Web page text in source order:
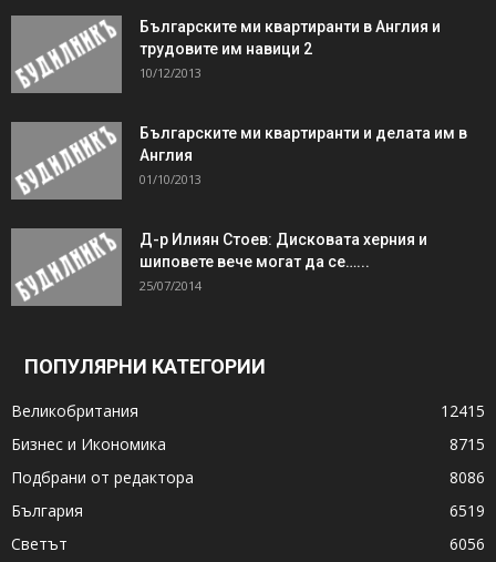
Българските ми квартиранти в Англия и
трудовите им навици 2
10/12/2013
Българските ми квартиранти и делата им в
Англия
01/10/2013
Д-р Илиян Стоев: Дисковата херния и
шиповете вече могат да се…...
25/07/2014
ПОПУЛЯРНИ КАТЕГОРИИ
Великобритания
12415
Бизнес и Икономика
8715
Подбрани от редактора
8086
България
6519
Светът
6056